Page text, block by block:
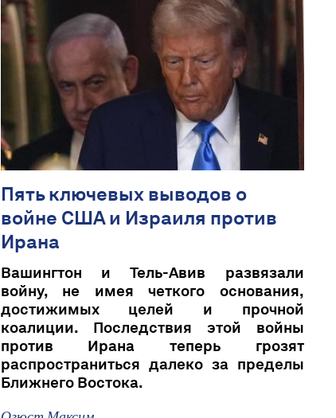
Пять ключевых выводов о
войне США и Израиля против
Ирана
Вашингтон и Тель-Авив развязали
войну, не имея четкого основания,
достижимых целей и прочной
коалиции. Последствия этой войны
против Ирана теперь грозят
распространиться далеко за пределы
Ближнего Востока.